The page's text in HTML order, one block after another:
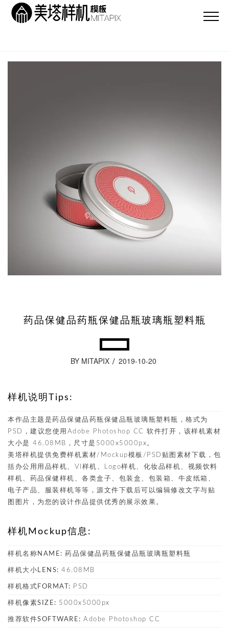
药品保健品药瓶保健品瓶玻璃瓶塑料瓶
BY MITAPIX 2019-10-20
样机说明Tips:
本作品主题是药品保健品药瓶保健品瓶玻璃瓶塑料瓶，格式为
PSD，建议您使用Adobe Photoshop CC 软件打开，该样机素材
大小是 46.08MB，尺寸是5000x5000px。
美塔样机提供免费样机素材/Mockup模板/PSD贴图素材下载，包
括办公用用品样机、VI样机、Logo样机、化妆品样机、视频饮料
样机、药品保健样机、各类盒子、包装盒、包装箱、牛皮纸箱、
电子产品、服装样机等等，源文件下载后可以编辑修改文字与贴
图图片，为您的设计作品提供优秀的展示效果。
样机Mockup信息:
样机名称NAME: 药品保健品药瓶保健品瓶玻璃瓶塑料瓶
样机大小LENS: 46.08MB
样机格式FORMAT: PSD
样机像素SIZE: 5000x5000px
推荐软件SOFTWARE: Adobe Photoshop CC